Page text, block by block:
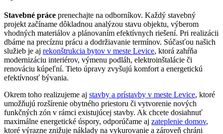
Stavebné práce prenechajte na odborníkov. Každý stavebný
projekt začíname dôkladnou analýzou stavu objektu, výberom
vhodných materiálov a plánovaním efektívnych riešení. Pri realizácii
dbáme na precíznu prácu a dodržiavanie termínov. Súčasťou našich
služieb je aj rekonštrukcia bytov v meste Levice, ktorá zahŕňa
modernizáciu interiérov, výmenu podláh, elektroinštalácie či
renováciu kúpeľní. Tieto úpravy zvyšujú komfort a energetickú
efektívnosť bývania.
Okrem toho realizujeme aj stavby a prístavby v meste Levice, ktoré
umožňujú rozšírenie obytného priestoru či vytvorenie nových
funkčných zón v rámci existujúcej stavby. Ak chcete dosiahnuť
maximálne energetické úspory, odporúčame aj zateplenie domov,
ktoré výrazne znižuje náklady na vykurovanie a zároveň chráni